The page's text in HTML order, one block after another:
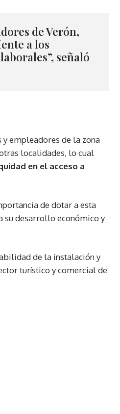
de Verón,
a los
señaló
y empleadores de la zona
localidades, lo cual
en el acceso a
de dotar a esta
su desarrollo económico y
de la instalación y
turístico y comercial de